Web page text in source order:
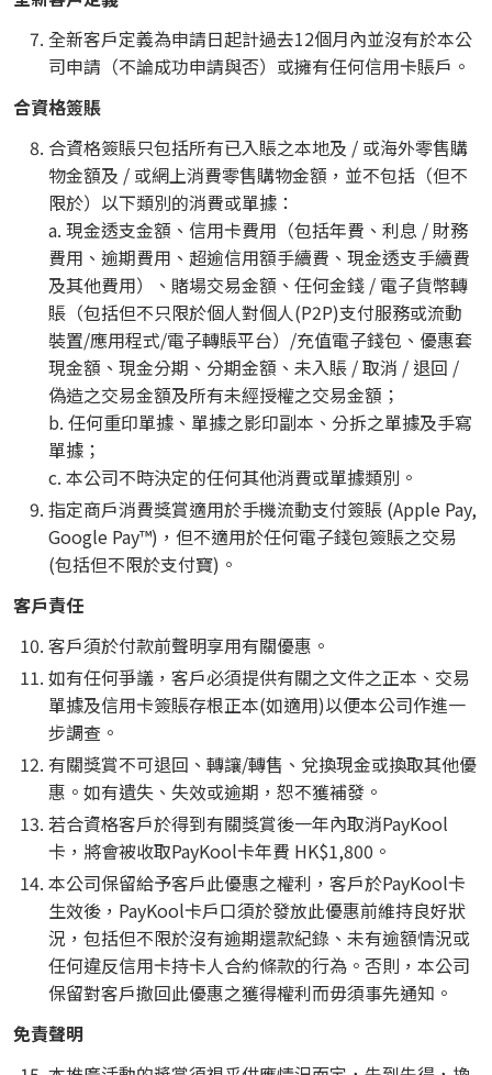
全新客戶定義為申請日起計過去12個月內並沒有於本公
司申請（不論成功申請與否）或擁有任何信用卡賬戶。
合資格簽賬
合資格簽賬只包括所有已入賬之本地及 / 或海外零售購
物金額及 / 或網上消費零售購物金額，並不包括（但不
限於）以下類別的消費或單據：
a. 現金透支金額、信用卡費用（包括年費、利息 / 財務
費用、逾期費用、超逾信用額手續費、現金透支手續費
及其他費用）、賭場交易金額、任何金錢 / 電子貨幣轉
賬（包括但不只限於個人對個人(P2P)支付服務或流動
裝置/應用程式/電子轉賬平台）/充值電子錢包、優惠套
現金額、現金分期、分期金額、未入賬 / 取消 / 退回 /
偽造之交易金額及所有未經授權之交易金額；
b. 任何重印單據、單據之影印副本、分拆之單據及手寫
單據；
c. 本公司不時決定的任何其他消費或單據類別。
指定商戶消費獎賞適用於手機流動支付簽賬 (Apple Pay,
Google Pay™)，但不適用於任何電子錢包簽賬之交易
(包括但不限於支付寶)。
客戶責任
客戶須於付款前聲明享用有關優惠。
如有任何爭議，客戶必須提供有關之文件之正本、交易
單據及信用卡簽賬存根正本(如適用)以便本公司作進一
步調查。
有關獎賞不可退回、轉讓/轉售、兌換現金或換取其他優
惠。如有遺失、失效或逾期，恕不獲補發。
若合資格客戶於得到有關獎賞後一年內取消PayKool
卡，將會被收取PayKool卡年費 HK$1,800。
本公司保留給予客戶此優惠之權利，客戶於PayKool卡
生效後，PayKool卡戶口須於發放此優惠前維持良好狀
況，包括但不限於沒有逾期還款紀錄、未有逾額情況或
任何違反信用卡持卡人合約條款的行為。否則，本公司
保留對客戶撤回此優惠之獲得權利而毋須事先通知。
免責聲明